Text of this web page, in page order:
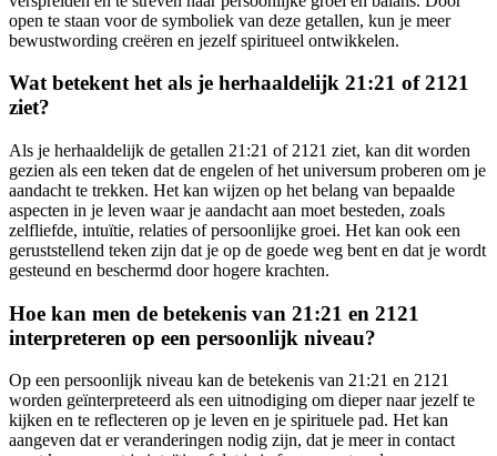
open te staan voor de symboliek van deze getallen, kun je meer
bewustwording creëren en jezelf spiritueel ontwikkelen.
Wat betekent het als je herhaaldelijk 21:21 of 2121
ziet?
Als je herhaaldelijk de getallen 21:21 of 2121 ziet, kan dit worden
gezien als een teken dat de engelen of het universum proberen om je
aandacht te trekken. Het kan wijzen op het belang van bepaalde
aspecten in je leven waar je aandacht aan moet besteden, zoals
zelfliefde, intuïtie, relaties of persoonlijke groei. Het kan ook een
geruststellend teken zijn dat je op de goede weg bent en dat je wordt
gesteund en beschermd door hogere krachten.
Hoe kan men de betekenis van 21:21 en 2121
interpreteren op een persoonlijk niveau?
Op een persoonlijk niveau kan de betekenis van 21:21 en 2121
worden geïnterpreteerd als een uitnodiging om dieper naar jezelf te
kijken en te reflecteren op je leven en je spirituele pad. Het kan
aangeven dat er veranderingen nodig zijn, dat je meer in contact